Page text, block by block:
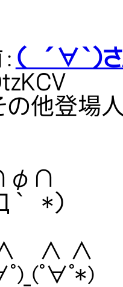
（ ´∀｀）
の他登場
｀ *）
∧ ∧
ﾟ)_(ﾟ∀ﾟ*)